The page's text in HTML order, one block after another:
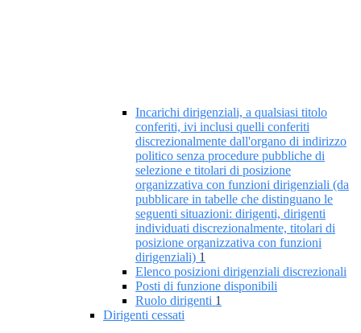
Incarichi dirigenziali, a qualsiasi titolo
conferiti, ivi inclusi quelli conferiti
discrezionalmente dall'organo di indirizzo
politico senza procedure pubbliche di
selezione e titolari di posizione
organizzativa con funzioni dirigenziali (da
pubblicare in tabelle che distinguano le
seguenti situazioni: dirigenti, dirigenti
individuati discrezionalmente, titolari di
posizione organizzativa con funzioni
dirigenziali) 1
Elenco posizioni dirigenziali discrezionali
Posti di funzione disponibili
Ruolo dirigenti 1
Dirigenti cessati